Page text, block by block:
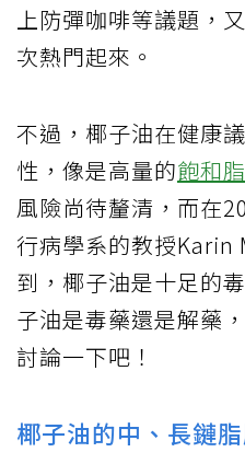
上防彈咖啡等議題，
次熱門起來。
不過，椰子油在健康
性，像是高量的飽和
風險尚待釐清，而在
行病學系的教授Karin
到，椰子油是十足的
子油是毒藥還是解藥
討論一下吧！
椰子油的中、長鏈